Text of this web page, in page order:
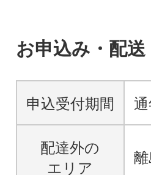
お申込み・配
申込受付期間
配達外の
エリア
離